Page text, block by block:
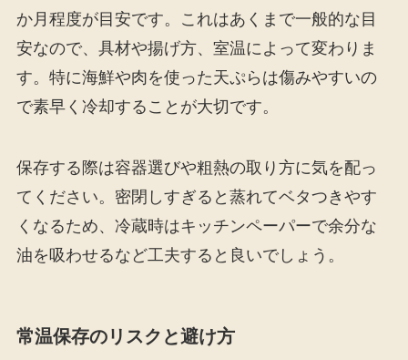
か月程度が目安です。これはあくまで一般的な目
安なので、具材や揚げ方、室温によって変わりま
す。特に海鮮や肉を使った天ぷらは傷みやすいの
で素早く冷却することが大切です。
保存する際は容器選びや粗熱の取り方に気を配っ
てください。密閉しすぎると蒸れてベタつきやす
くなるため、冷蔵時はキッチンペーパーで余分な
油を吸わせるなど工夫すると良いでしょう。
常温保存のリスクと避け方